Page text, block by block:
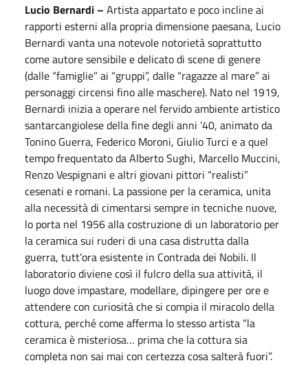
Lucio Bernardi – Artista appartato e poco incline ai
rapporti esterni alla propria dimensione paesana, Lucio
Bernardi vanta una notevole notorietà soprattutto
come autore sensibile e delicato di scene di genere
(dalle “famiglie” ai “gruppi”, dalle “ragazze al mare” ai
personaggi circensi fino alle maschere). Nato nel 1919,
Bernardi inizia a operare nel fervido ambiente artistico
santarcangiolese della fine degli anni ’40, animato da
Tonino Guerra, Federico Moroni, Giulio Turci e a quel
tempo frequentato da Alberto Sughi, Marcello Muccini,
Renzo Vespignani e altri giovani pittori “realisti”
cesenati e romani. La passione per la ceramica, unita
alla necessità di cimentarsi sempre in tecniche nuove,
lo porta nel 1956 alla costruzione di un laboratorio per
la ceramica sui ruderi di una casa distrutta dalla
guerra, tutt’ora esistente in Contrada dei Nobili. Il
laboratorio diviene così il fulcro della sua attività, il
luogo dove impastare, modellare, dipingere per ore e
attendere con curiosità che si compia il miracolo della
cottura, perché come afferma lo stesso artista “la
ceramica è misteriosa… prima che la cottura sia
completa non sai mai con certezza cosa salterà fuori”.